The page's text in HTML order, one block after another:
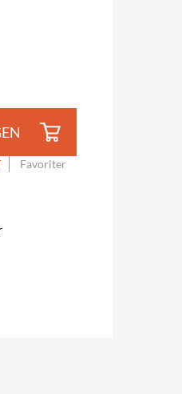
Favoriter